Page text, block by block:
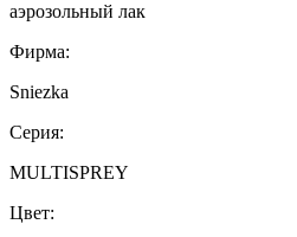
аэрозольный лак
Фирма:
Sniezka
Серия:
MULTISPREY
Цвет: